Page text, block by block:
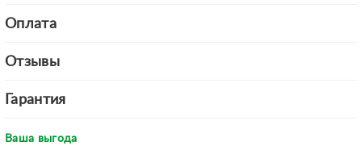
Оплата
Отзывы
Гарантия
Ваша выгода